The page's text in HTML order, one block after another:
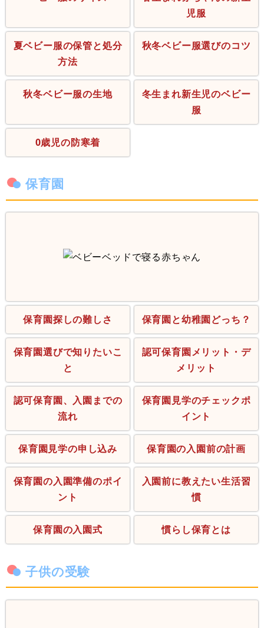
児服
夏ベビー服の保管と処分
方法
秋冬ベビー服選びのコツ
秋冬ベビー服の生地
冬生まれ新生児のベビー
服
0歳児の防寒着
保育園
保育園探しの難しさ 保育園と幼稚園どっち？
保育園選びで知りたいこ
と
認可保育園メリット・デ
メリット
認可保育園、入園までの
流れ
保育園見学のチェックポ
イント
保育園見学の申し込み 保育園の入園前の計画
保育園の入園準備のポイ
ント
入園前に教えたい生活習
慣
保育園の入園式 慣らし保育とは
子供の受験